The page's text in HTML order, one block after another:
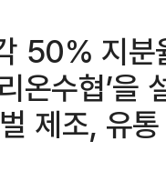
50% 지
온수협’을
제조, 유